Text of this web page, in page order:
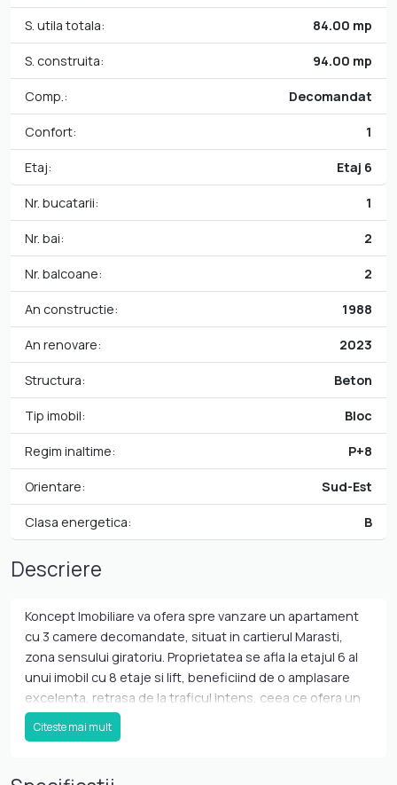
S. utila totala: 84.00 mp
S. construita: 94.00 mp
Comp.: Decomandat
Confort: 1
Etaj: Etaj 6
Nr. bucatarii: 1
Nr. bai: 2
Nr. balcoane: 2
An constructie: 1988
An renovare: 2023
Structura: Beton
Tip imobil: Bloc
Regim inaltime: P+8
Orientare: Sud-Est
Clasa energetica: B
Descriere
Koncept Imobiliare va ofera spre vanzare un apartament
cu 3 camere decomandate, situat in cartierul Marasti,
zona sensului giratoriu. Proprietatea se afla la etajul 6 al
unui imobil cu 8 etaje si lift, beneficiind de o amplasare
excelenta, retrasa de la traficul intens, ceea ce ofera un
plus de liniste si intimitate. Datorita orientarii Sud-Est si
pozitionarii spre partea din spate a blocului, apartamentul
ambient placut si confortabil. Apartamentul are suprafata
Citeste mai mult